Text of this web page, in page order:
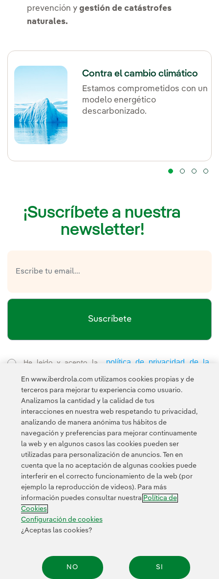
prevención y gestión de catástrofes
naturales.
Contra el cambio climático
Estamos comprometidos con un
modelo energético
descarbonizado.
¡Suscríbete a nuestra
newsletter!
Suscríbete
He leído y acepto la
política de privacidad de la
Newsletter
Enlace externo, se abre en ventana nueva.
Esta página está protegida por reCAPTCHA y se aplican la
Política de privacidad y los Términos de servicio
Contacta Clientes Política de Privacidad Información legal
Transparencia en el uso de la IA Política de cookies
Configuración de cookies Accesibilidad Canal de denuncias
© 2026 Iberdrola, S.A. Reservados todos los derechos.
En www.iberdrola.com utilizamos cookies propias y de
terceros para mejorar tu experiencia como usuario.
Analizamos la cantidad y la calidad de tus
interacciones en nuestra web respetando tu privacidad,
analizando de manera anónima tus hábitos de
navegación y preferencias para mejorar continuamente
la web y en algunos casos las cookies pueden ser
utilizadas para personalización de anuncios. Ten en
cuenta que la no aceptación de algunas cookies puede
interferir en el correcto funcionamiento de la web (por
ejemplo la reproducción de videos). Para más
información puedes consultar nuestra Política de
Cookies
Configuración de cookies
¿Aceptas las cookies?
NO SI